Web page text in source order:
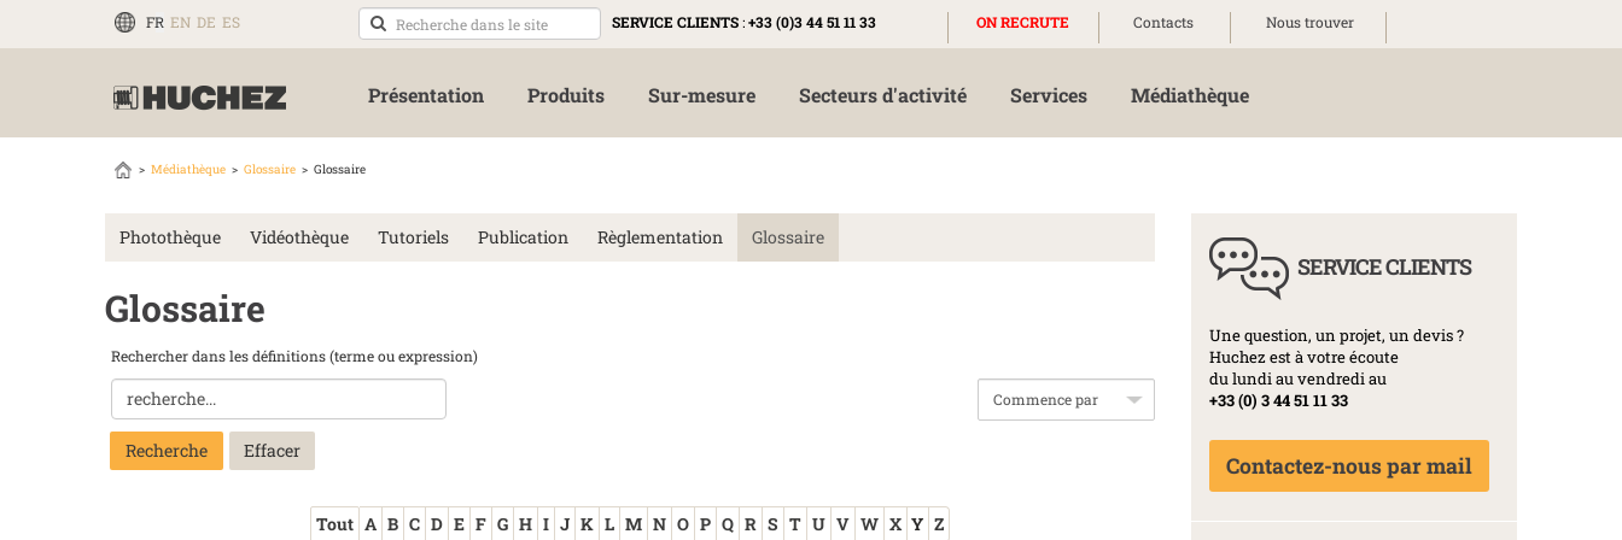
FR EN DE ES SERVICE CLIENTS:+33 (0)3 44 51 11 33 ON RECRUTE Contacts Nous trouver
Présentation Produits Sur-mesure Secteurs d'activité Services Médiathèque
Médiathèque Glossaire Glossaire
Photothèque Vidéothèque Tutoriels Publication Règlementation Glossaire
Glossaire
Rechercher dans les définitions (terme ou expression)
Recherche
Tout A B C D E F G H I J K L M N O P Q R S T U V W X Y Z
SERVICE CLIENTS
Une question, un projet, un devis ?
Huchez est à votre écoute
du lundi au vendredi au
+33 (0) 3 44 51 11 33
Contactez-nous par mail